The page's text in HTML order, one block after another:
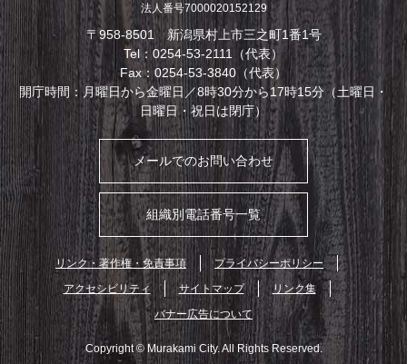
法人番号7000020152129
〒958-8501 新潟県村上市三之町1番1号
Tel：0254-53-2111（代表）
Fax：0254-53-3840（代表）
開庁時間：月曜日から金曜日／8時30分から17時15分（土曜日・
日曜日・祝日は閉庁）
メールでのお問い合わせ
組織別電話番号一覧
リンク・著作権・免責事項
プライバシーポリシー
アクセシビリティ
サイトマップ
リンク集
バナー広告について
Copyright © Murakami City. All Rights Reserved.